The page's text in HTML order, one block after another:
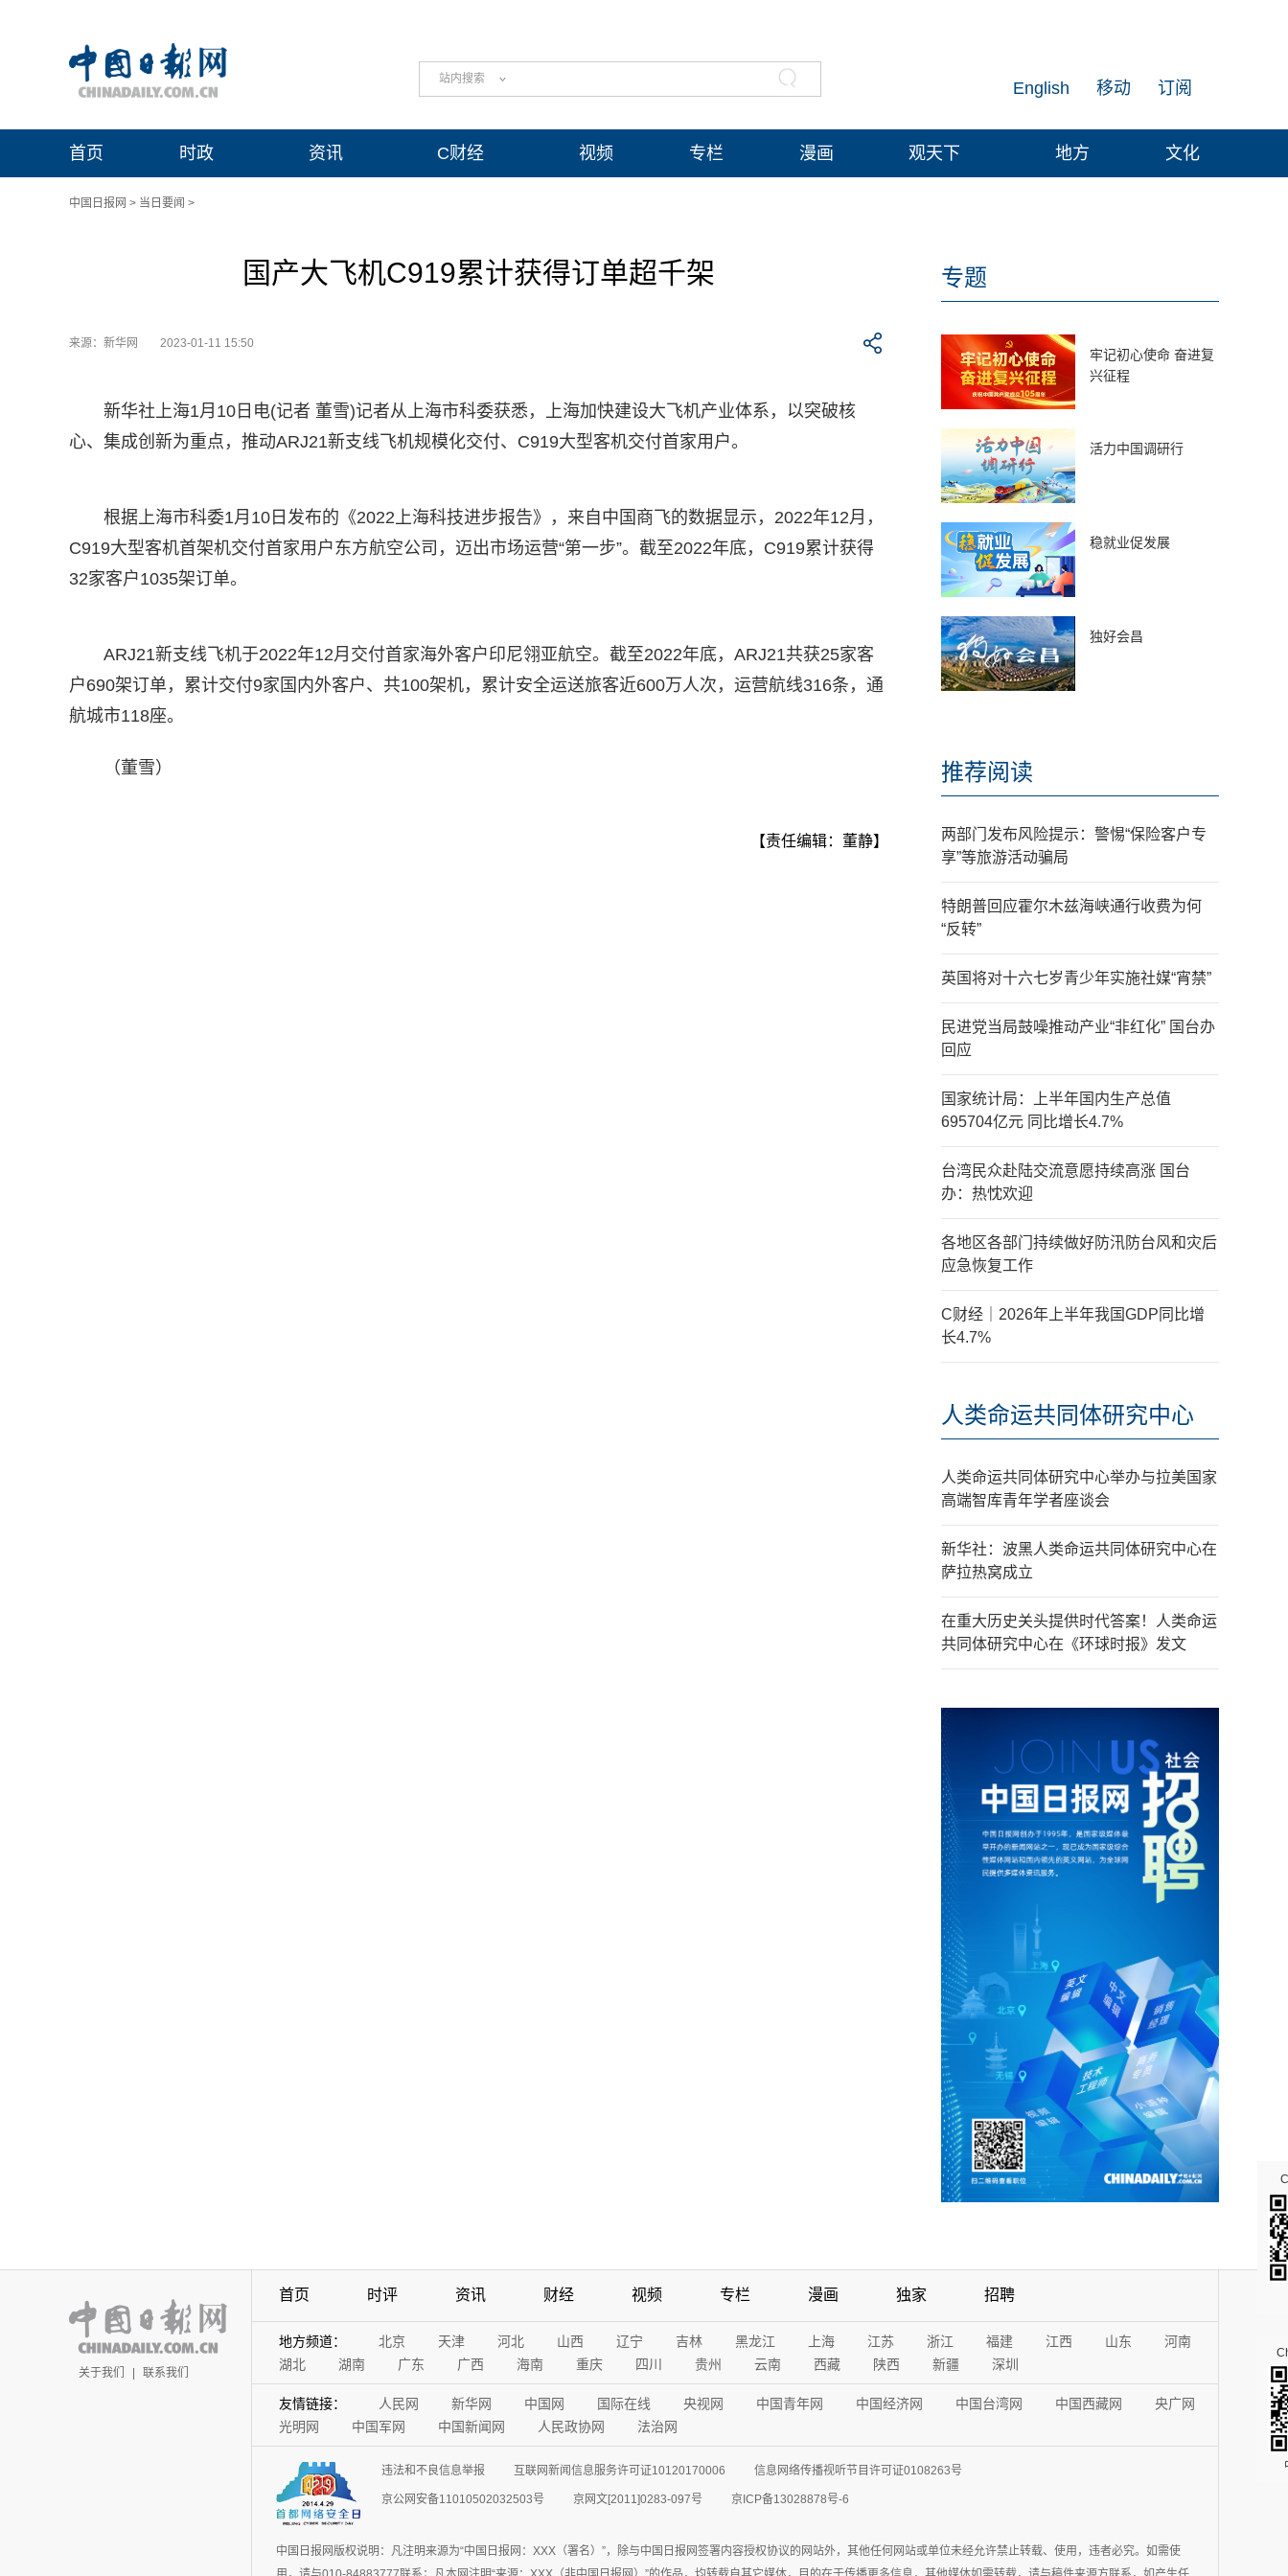
站内搜索 订阅
移动
English
首页 时政 资讯 C财经 视频 专栏 漫画 观天下 地方 文化
中国日报网 > 当日要闻 >
国产大飞机C919累计获得订单超千架
来源：新华网 2023-01-11 15:50
新华社上海1月10日电(记者 董雪)记者从上海市科委获悉，上海加快建设大飞机产业体系，以突破核
心、集成创新为重点，推动ARJ21新支线飞机规模化交付、C919大型客机交付首家用户。
根据上海市科委1月10日发布的《2022上海科技进步报告》，来自中国商飞的数据显示，2022年12月，
C919大型客机首架机交付首家用户东方航空公司，迈出市场运营“第一步”。截至2022年底，C919累计获得
32家客户1035架订单。
ARJ21新支线飞机于2022年12月交付首家海外客户印尼翎亚航空。截至2022年底，ARJ21共获25家客
户690架订单，累计交付9家国内外客户、共100架机，累计安全运送旅客近600万人次，运营航线316条，通
航城市118座。
（董雪）
【责任编辑：董静】
专题
牢记初心使命 奋进复
兴征程
活力中国调研行
稳就业促发展
独好会昌
推荐阅读
两部门发布风险提示：警惕“保险客户专
享”等旅游活动骗局
特朗普回应霍尔木兹海峡通行收费为何
“反转”
英国将对十六七岁青少年实施社媒“宵禁”
民进党当局鼓噪推动产业“非红化” 国台办
回应
国家统计局：上半年国内生产总值
695704亿元 同比增长4.7%
台湾民众赴陆交流意愿持续高涨 国台
办：热忱欢迎
各地区各部门持续做好防汛防台风和灾后
应急恢复工作
C财经｜2026年上半年我国GDP同比增
长4.7%
人类命运共同体研究中心
人类命运共同体研究中心举办与拉美国家
高端智库青年学者座谈会
新华社：波黑人类命运共同体研究中心在
萨拉热窝成立
在重大历史关头提供时代答案！人类命运
共同体研究中心在《环球时报》发文
关于我们 | 联系我们
首页 时评 资讯 财经 视频 专栏 漫画 独家 招聘
地方频道： 北京 天津 河北 山西 辽宁 吉林 黑龙江 上海 江苏 浙江 福建 江西 山东
河南
湖北
湖南 广东 广西 海南 重庆 四川 贵州 云南 西藏 陕西 新疆 深圳
友情链接： 人民网 新华网 中国网 国际在线 央视网 中国青年网 中国经济网 中国台湾网 中国西藏网
央广网
光明网
中国军网 中国新闻网 人民政协网 法治网
违法和不良信息举报 互联网新闻信息服务许可证10120170006 信息网络传播视听节目许可证0108263号
京公网安备11010502032503号 京网文[2011]0283-097号 京ICP备13028878号-6
中国日报网版权说明：凡注明来源为“中国日报网：XXX（署名）”，除与中国日报网签署内容授权协议的网站外，其他任何网站或单位未经允许禁止转载、使用，违者必究。如需使